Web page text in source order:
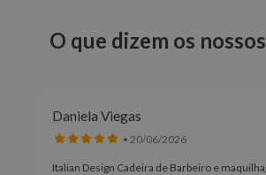
O que dizem os
Daniela Viegas
• 20/06/2026
Italian Design Cadeira de Barbeiro e